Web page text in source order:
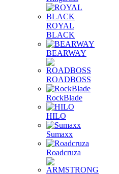
ROYAL
BLACK
BEARWAY
ROADBOSS
RockBlade
HILO
Sumaxx
Roadcruza